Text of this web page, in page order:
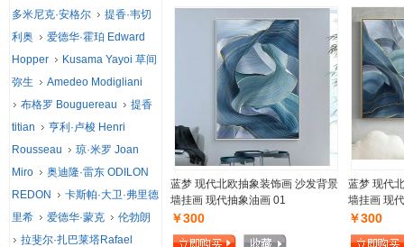
蓝梦 现代北欧抽象装饰画 沙发背景
墙挂画 现代抽象油画 01
￥300
蓝梦 现代
墙挂画 现
￥300
多米尼克·安格尔
提香·韦切
利奥
爱德华·霍珀 Edward
Hopper
Kusama Yayoi 草间
弥生
Amedeo Modigliani
布格罗 Bouguereau
提香
titian
亨利·卢梭 Henri
Rousseau
琼·米罗 Joan
Miro
奥迪隆·雷东 ODILON
REDON
卡斯帕·大卫·弗里德
里希
爱德华·蒙克
伦勃朗
拉斐尔·扎巴莱塔Rafael